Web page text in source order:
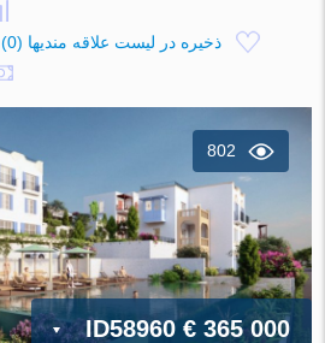
ذخیره در لیست علاقه مندیها (
0
)
802
ID58960€ 365 000